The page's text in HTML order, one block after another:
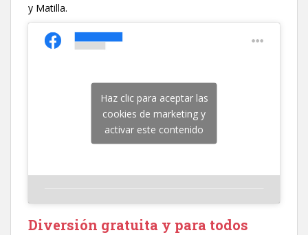
y Matilla.
Haz clic para aceptar las
cookies de marketing y
activar este contenido
Diversión gratuita y para todos